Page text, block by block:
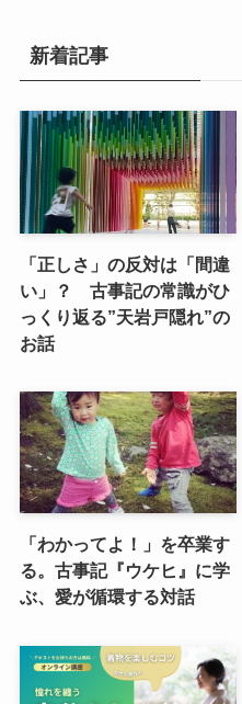
新着記事
「正しさ」の反対は「間違
い」？ 古事記の常識がひ
っくり返る”天岩戸隠れ”の
お話
「わかってよ！」を卒業す
る。古事記『ウケヒ』に学
ぶ、愛が循環する対話